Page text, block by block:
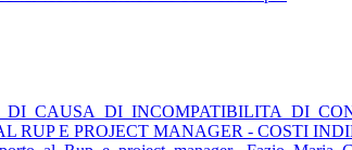
RUP E PROJECT MANAGER - COSTI